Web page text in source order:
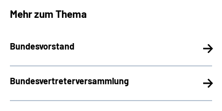
Mehr zum Thema
Bundesvorstand
Bundesvertreter­versammlung